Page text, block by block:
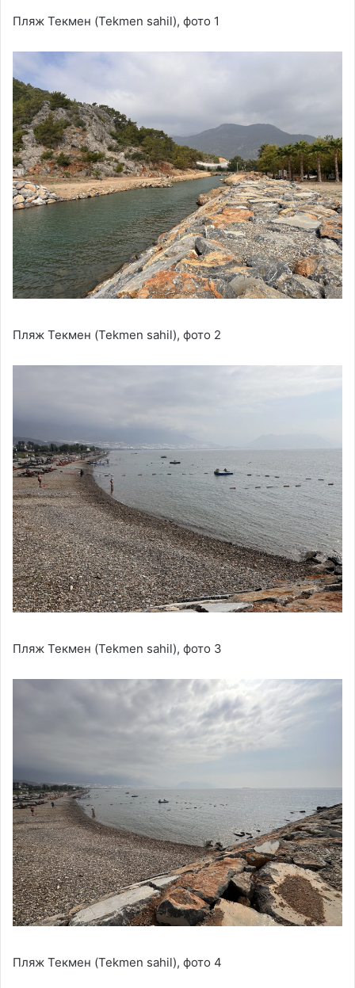
Пляж Текмен (Tekmen sahil), фото 1
Пляж Текмен (Tekmen sahil), фото 2
Пляж Текмен (Tekmen sahil), фото 3
Пляж Текмен (Tekmen sahil), фото 4